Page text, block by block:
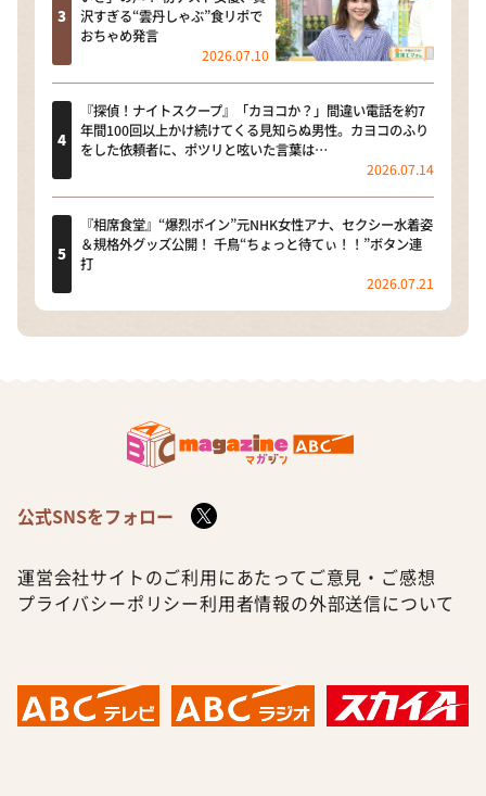
沢すぎる“雲丹しゃぶ”食リポで
おちゃめ発言
2026.07.10
『探偵！ナイトスクープ』「カヨコか？」間違い電話を約7
年間100回以上かけ続けてくる見知らぬ男性。カヨコのふり
をした依頼者に、ポツリと呟いた言葉は…
2026.07.14
『相席食堂』“爆烈ボイン”元NHK女性アナ、セクシー水着姿
＆規格外グッズ公開！ 千鳥“ちょっと待てぃ！！”ボタン連
打
2026.07.21
公式SNSをフォロー
運営会社サイトのご利用にあたって ご意見・ご感想
プライバシーポリシー利用者情報の外部送信について